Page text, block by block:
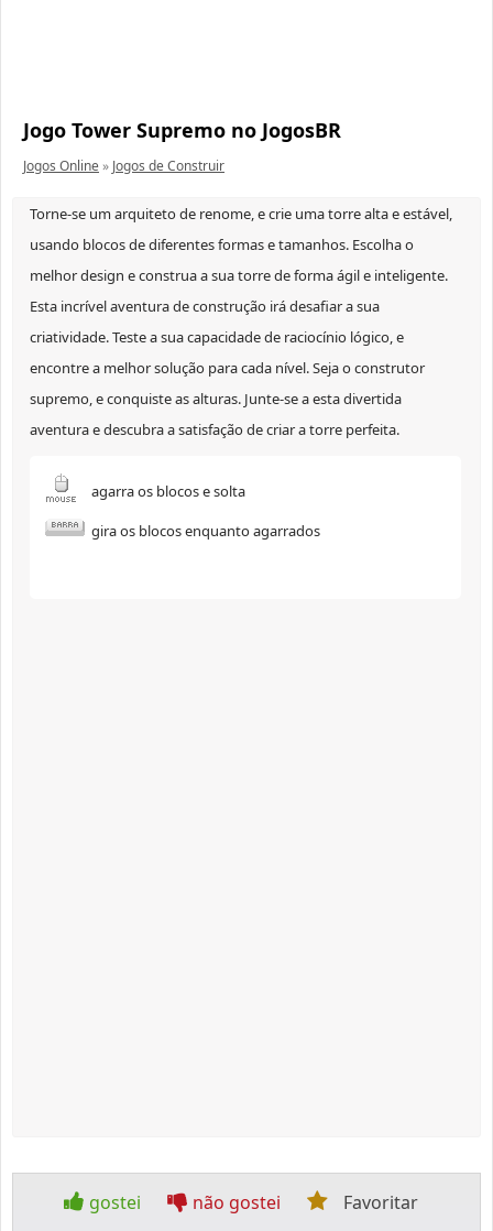
Jogo Tower Supremo no JogosBR
Jogos Online» Jogos de Construir
Torne-se um arquiteto de renome, e crie uma torre alta e estável,
usando blocos de diferentes formas e tamanhos. Escolha o
melhor design e construa a sua torre de forma ágil e inteligente.
Esta incrível aventura de construção irá desafiar a sua
criatividade. Teste a sua capacidade de raciocínio lógico, e
encontre a melhor solução para cada nível. Seja o construtor
supremo, e conquiste as alturas. Junte-se a esta divertida
aventura e descubra a satisfação de criar a torre perfeita.
agarra os blocos e solta
gira os blocos enquanto agarrados
gostei não gostei Favoritar